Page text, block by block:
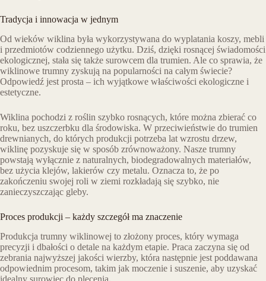
Tradycja i innowacja w jednym
Od wieków wiklina była wykorzystywana do wyplatania koszy, mebli
i przedmiotów codziennego użytku. Dziś, dzięki rosnącej świadomości
ekologicznej, stała się także surowcem dla trumien. Ale co sprawia, że
wiklinowe trumny zyskują na popularności na całym świecie?
Odpowiedź jest prosta – ich wyjątkowe właściwości ekologiczne i
estetyczne.
Wiklina pochodzi z roślin szybko rosnących, które można zbierać co
roku, bez uszczerbku dla środowiska. W przeciwieństwie do trumien
drewnianych, do których produkcji potrzeba lat wzrostu drzew,
wiklinę pozyskuje się w sposób zrównoważony. Nasze trumny
powstają wyłącznie z naturalnych, biodegradowalnych materiałów,
bez użycia klejów, lakierów czy metalu. Oznacza to, że po
zakończeniu swojej roli w ziemi rozkładają się szybko, nie
zanieczyszczając gleby.
Proces produkcji – każdy szczegół ma znaczenie
Produkcja trumny wiklinowej to złożony proces, który wymaga
precyzji i dbałości o detale na każdym etapie. Praca zaczyna się od
zebrania najwyższej jakości wierzby, która następnie jest poddawana
odpowiednim procesom, takim jak moczenie i suszenie, aby uzyskać
idealny surowiec do plecenia.